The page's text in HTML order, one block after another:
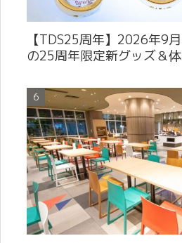
【TDS25周年】2026年9
の25周年限定新グッズ＆